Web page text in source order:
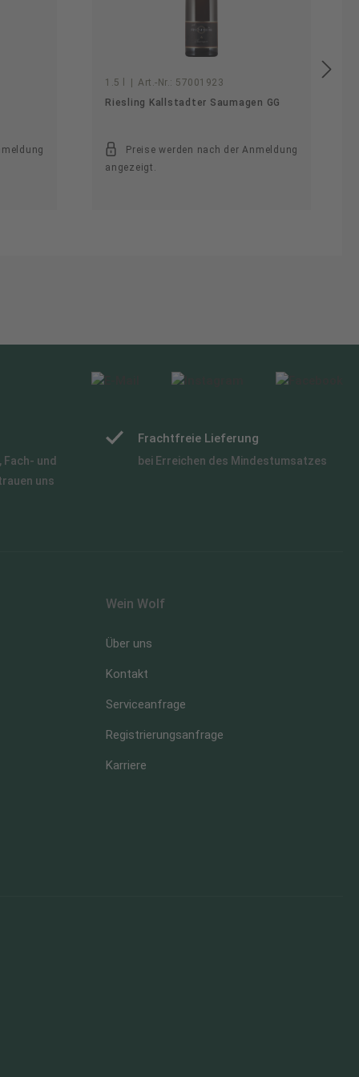
1.5 l Art.-Nr.: 57001923
Riesling Kallstadter Saumagen GG
Preise werden nach der Anmeldung
angezeigt.
und
uns
Frachtfreie Lieferung
bei Erreichen des Mindestumsatzes
Wein Wolf
Über uns
Kontakt
Serviceanfrage
Registrierungsanfrage
Karriere